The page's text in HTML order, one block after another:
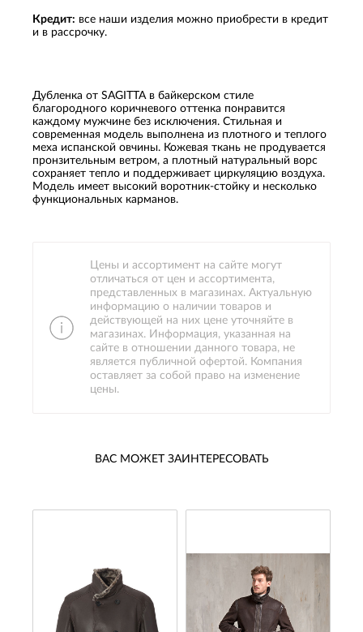
Кредит: все наши изделия можно приобрести в кредит
и в рассрочку.
Дубленка от SAGITTA в байкерском стиле
благородного коричневого оттенка понравится
каждому мужчине без исключения. Стильная и
современная модель выполнена из плотного и теплого
меха испанской овчины. Кожевая ткань не продувается
пронзительным ветром, а плотный натуральный ворс
сохраняет тепло и поддерживает циркуляцию воздуха.
Модель имеет высокий воротник-стойку и несколько
функциональных карманов.
Цены и ассортимент на сайте могут
отличаться от цен и ассортимента,
представленных в магазинах. Актуальную
информацию о наличии товаров и
действующей на них цене уточняйте в
магазинах. Информация, указанная на
сайте в отношении данного товара, не
является публичной офертой. Компания
оставляет за собой право на изменение
цены.
ВАС МОЖЕТ ЗАИНТЕРЕСОВАТЬ